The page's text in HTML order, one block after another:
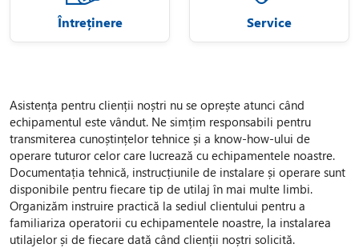
Întreținere Service
Asistența pentru clienții noștri nu se oprește atunci când
echipamentul este vândut. Ne simțim responsabili pentru
transmiterea cunoștințelor tehnice și a know-how-ului de
operare tuturor celor care lucrează cu echipamentele noastre.
Documentația tehnică, instrucțiunile de instalare și operare sunt
disponibile pentru fiecare tip de utilaj în mai multe limbi.
Organizăm instruire practică la sediul clientului pentru a
familiariza operatorii cu echipamentele noastre, la instalarea
utilajelor și de fiecare dată când clienții noștri solicită.